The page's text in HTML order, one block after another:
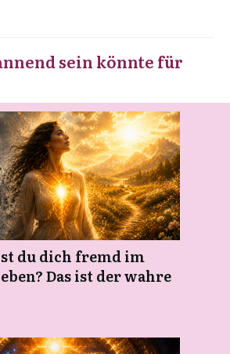
sein könnte für
du dich fremd im
Das ist der wahre